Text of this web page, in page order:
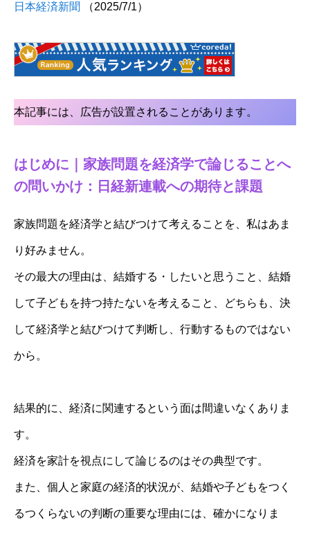
日本経済新聞 （2025/7/1）
本記事には、広告が設置されることがあります。
はじめに｜家族問題を経済学で論じることへ
の問いかけ：日経新連載への期待と課題
家族問題を経済学と結びつけて考えることを、私はあま
り好みません。
その最大の理由は、結婚する・したいと思うこと、結婚
して子どもを持つ持たないを考えること、どちらも、決
して経済学と結びつけて判断し、行動するものではない
から。
結果的に、経済に関連するという面は間違いなくありま
す。
経済を家計を視点にして論じるのはその典型です。
また、個人と家庭の経済的状況が、結婚や子どもをつく
るつくらないの判断の重要な理由には、確かになりま